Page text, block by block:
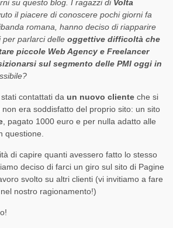
su questo blog. I ragazzi di Volta
il piacere di conoscere pochi giorni fa
romana, hanno deciso di riapparire
per parlarci delle oggettive difficoltà che
piccole Web Agency e Freelancer
sul segmento delle PMI oggi in
contattati da un nuovo cliente che si
era soddisfatto del proprio sito: un sito
, pagato 1000 euro e per nulla adatto alle
questione.
di capire quanti avessero fatto lo stesso
deciso di farci un giro sul sito di Pagine
svolto su altri clienti (vi invitiamo a fare
nostro ragionamento!)